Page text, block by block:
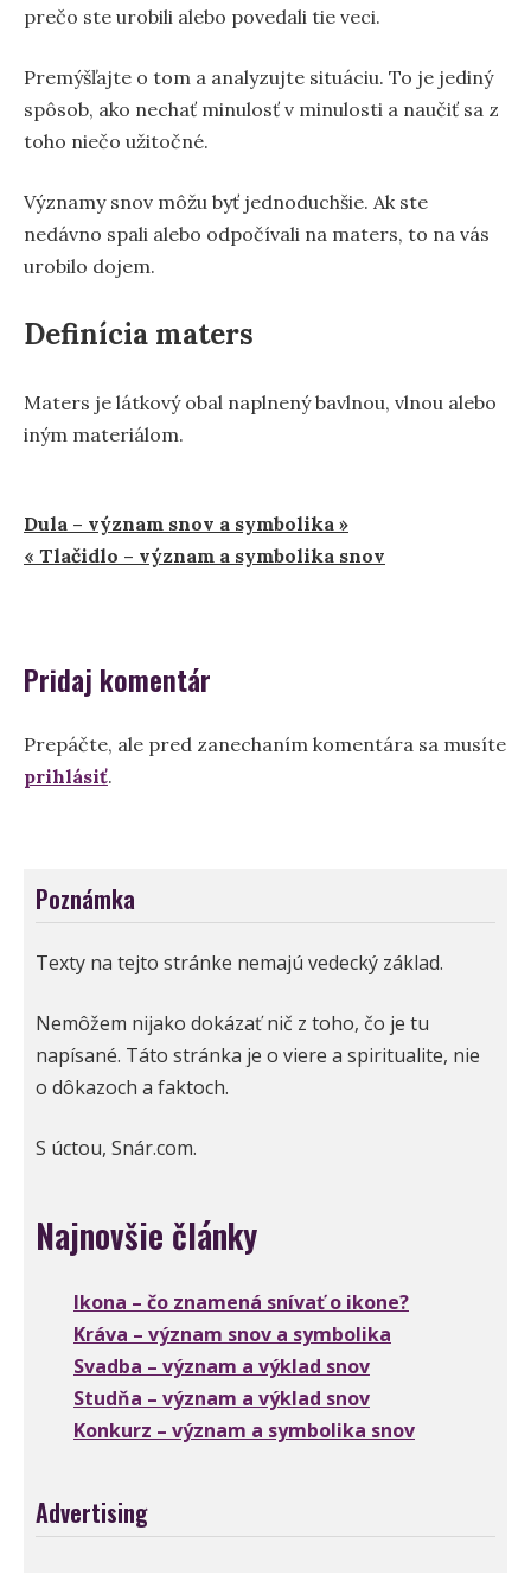
prečo ste urobili alebo povedali tie veci.
Premýšľajte o tom a analyzujte situáciu. To je jediný
spôsob, ako nechať minulosť v minulosti a naučiť sa z
toho niečo užitočné.
Významy snov môžu byť jednoduchšie. Ak ste
nedávno spali alebo odpočívali na maters, to na vás
urobilo dojem.
Definícia maters
Maters je látkový obal naplnený bavlnou, vlnou alebo
iným materiálom.
Navigácia
v
Dula – význam snov a symbolika »
« Tlačidlo – význam a symbolika snov
Pridaj komentár
Prepáčte, ale pred zanechaním komentára sa musíte
prihlásiť.
Poznámka
Texty na tejto stránke nemajú vedecký základ.
Nemôžem nijako dokázať nič z toho, čo je tu
napísané. Táto stránka je o viere a spiritualite, nie
o dôkazoch a faktoch.
S úctou, Snár.com.
Najnovšie články
Ikona – čo znamená snívať o ikone?
Kráva – význam snov a symbolika
Svadba – význam a výklad snov
Studňa – význam a výklad snov
Konkurz – význam a symbolika snov
Advertising